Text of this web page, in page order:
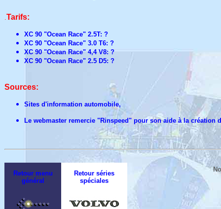
.Tarifs:
XC 90 "Ocean Race" 2.5T: ?
XC 90 "Ocean Race" 3.0 T6: ?
XC 90 "Ocean Race" 4,4 V8: ?
XC 90 "Ocean Race" 2.5 D5: ?
Sources:
Sites d'information automobile,
Le webmaster remercie "Rinspeed" pour son aide à la création
Retour menu
général
Retour séries
spéciales